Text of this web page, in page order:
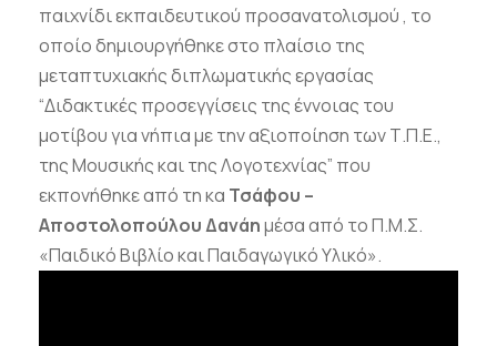
παιχνίδι εκπαιδευτικού προσανατολισμού , το
οποίο δημιουργήθηκε στο πλαίσιο της
μεταπτυχιακής διπλωματικής εργασίας
“Διδακτικές προσεγγίσεις της έννοιας του
μοτίβου για νήπια με την αξιοποίηση των Τ.Π.Ε.,
της Μουσικής και της Λογοτεχνίας” που
εκπονήθηκε από τη κα Τσάφου –
Αποστολοπούλου Δανάημέσα από το Π.Μ.Σ.
«Παιδικό Βιβλίο και Παιδαγωγικό Υλικό».